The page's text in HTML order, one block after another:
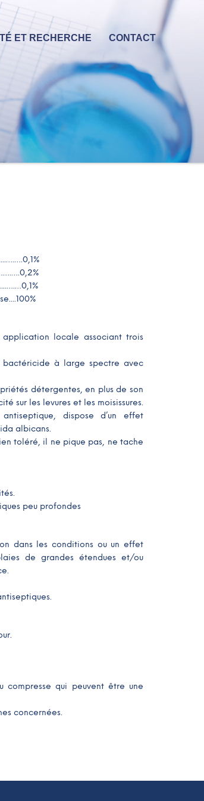
ET RECHERCHE CONTACT
application locale associant trois
bactéricide à large spectre avec
détergentes, en plus de son
sur les levures et les moisissures.
dispose d’un effet
albicans.
toléré, il ne pique pas, ne tache
peu profondes
dans les conditions ou un effet
de grandes étendues et/ou
compresse qui peuvent être une
concernées.